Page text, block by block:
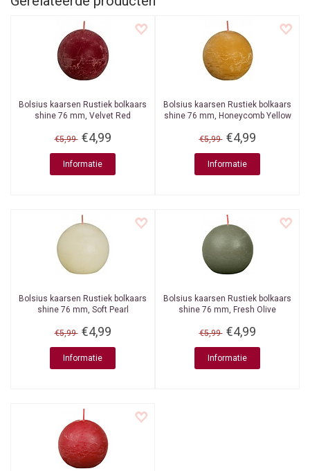
Bolsius kaarsen Rustiek bolkaars
shine 76 mm, Velvet Red
€5,99 €4,99
Informatie
Bolsius kaarsen Rustiek bolkaars
shine 76 mm, Honeycomb Yellow
€5,99 €4,99
Informatie
Bolsius kaarsen Rustiek bolkaars
shine 76 mm, Soft Pearl
€5,99 €4,99
Informatie
Bolsius kaarsen Rustiek bolkaars
shine 76 mm, Fresh Olive
€5,99 €4,99
Informatie